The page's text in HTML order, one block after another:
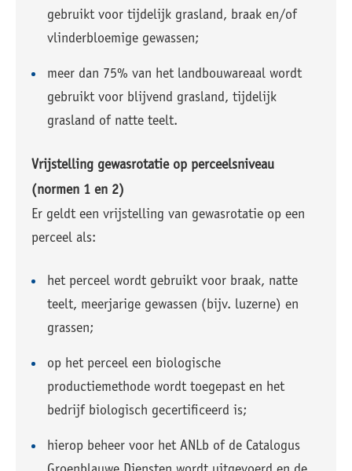
gebruikt voor tijdelijk grasland, braak en/of
vlinderbloemige gewassen;
meer dan 75% van het landbouwareaal wordt
gebruikt voor blijvend grasland, tijdelijk
grasland of natte teelt.
Vrijstelling gewasrotatie op perceelsniveau
(normen 1 en 2)
Er geldt een vrijstelling van gewasrotatie op een
perceel als:
het perceel wordt gebruikt voor braak, natte
teelt, meerjarige gewassen (bijv. luzerne) en
grassen;
op het perceel een biologische
productiemethode wordt toegepast en het
bedrijf biologisch gecertificeerd is;
hierop beheer voor het ANLb of de Catalogus